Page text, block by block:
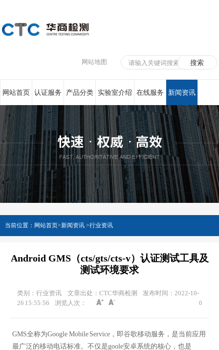
网站地图
网站首页 认证服务 产品分类 实验室介绍 在线服务 新闻资讯
联系我们
当前位置： 网站首页>新闻资讯 >行业资讯
Android GMS（cts/gts/cts-v）认证测试工具及
测试环境要求
类别：行业资讯 文章出处：CTC华商检测
发布时间：2022-10-
26 15:55:56
浏览人次： 0
GMS全称为Google Mobile Service，即谷歌移动服务，是当前应用
最广泛的移动电话标准。不仅是goole安卓系统的核心，也是